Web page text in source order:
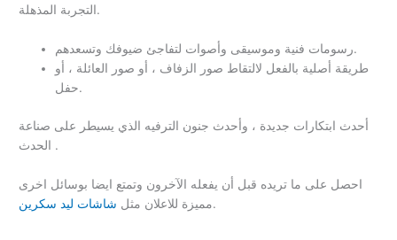
التجربة المذهلة.
رسومات فنية وموسيقى وأصوات لتفاجئ ضيوفك وتسعدهم.
طريقة أصلية بالفعل لالتقاط صور الزفاف ، أو صور العائلة ، أو
حفل.
أحدث ابتكارات جديدة ، وأحدث جنون الترفيه الذي يسيطر على صناعة
الحدث .
احصل على ما تريده قبل أن يفعله الآخرون وتمتع ايضا بوسائل اخرى
مميزة للاعلان مثل شاشات ليد سكرين .